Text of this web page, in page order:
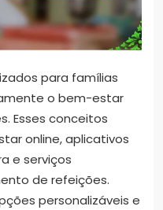
para famílias
o bem-estar
Esses conceitos
online, aplicativos
e serviços
de refeições.
personalizáveis e